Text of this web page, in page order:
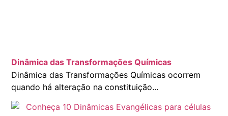
Dinâmica das Transformações Químicas
Dinâmica das Transformações Químicas ocorrem
quando há alteração na constituição...